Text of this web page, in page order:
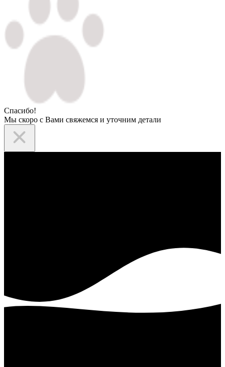
Спасибо!
Мы скоро с Вами свяжемся и уточним детали